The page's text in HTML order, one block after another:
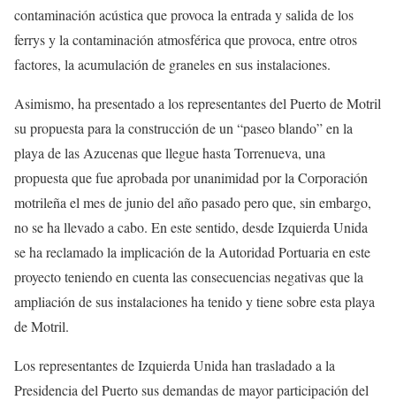
contaminación acústica que provoca la entrada y salida de los
ferrys y la contaminación atmosférica que provoca, entre otros
factores, la acumulación de graneles en sus instalaciones.
Asimismo, ha presentado a los representantes del Puerto de Motril
su propuesta para la construcción de un “paseo blando” en la
playa de las Azucenas que llegue hasta Torrenueva, una
propuesta que fue aprobada por unanimidad por la Corporación
motrileña el mes de junio del año pasado pero que, sin embargo,
no se ha llevado a cabo. En este sentido, desde Izquierda Unida
se ha reclamado la implicación de la Autoridad Portuaria en este
proyecto teniendo en cuenta las consecuencias negativas que la
ampliación de sus instalaciones ha tenido y tiene sobre esta playa
de Motril.
Los representantes de Izquierda Unida han trasladado a la
Presidencia del Puerto sus demandas de mayor participación del